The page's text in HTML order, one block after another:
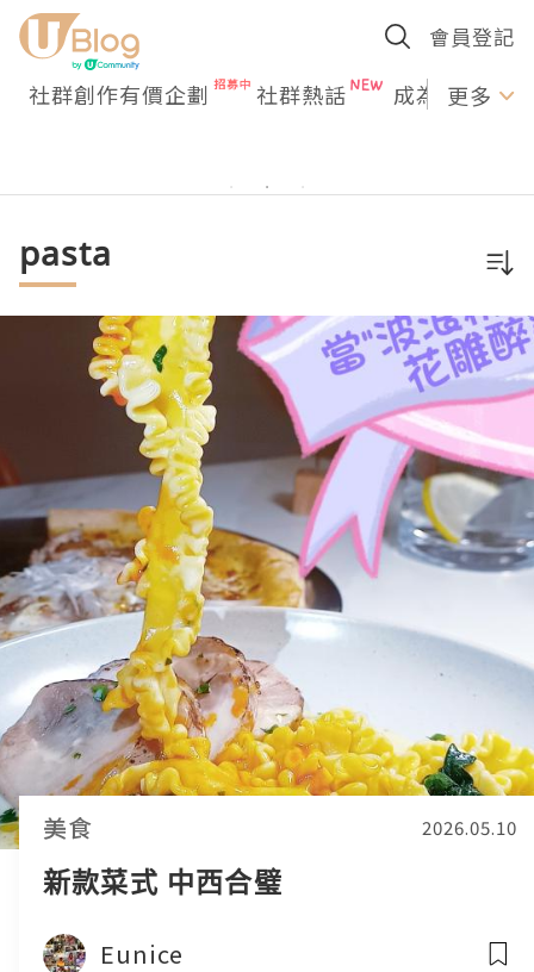
會員登記
社群創作有價企劃 社群熱話 成為U更多
pasta
美食 2026.05.10
新款菜式 中西合璧
Eunice